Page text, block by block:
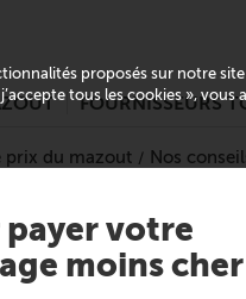
FOURNISSEURS
prix du mazout Nos
payer votre
moins cher
proposés sur notre
tous les cookies »,